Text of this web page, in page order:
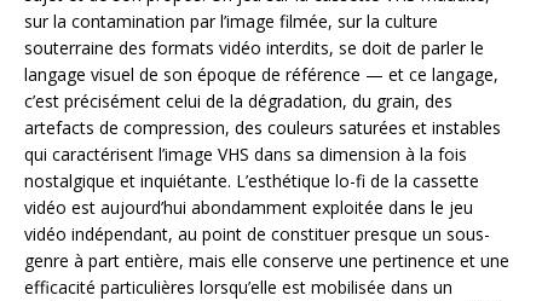
sur la contamination par l’image filmée, sur la culture
souterraine des formats vidéo interdits, se doit de parler le
langage visuel de son époque de référence — et ce langage,
c’est précisément celui de la dégradation, du grain, des
artefacts de compression, des couleurs saturées et instables
qui caractérisent l’image VHS dans sa dimension à la fois
nostalgique et inquiétante. L’esthétique lo-fi de la cassette
vidéo est aujourd’hui abondamment exploitée dans le jeu
vidéo indépendant, au point de constituer presque un sous-
genre à part entière, mais elle conserve une pertinence et une
efficacité particulières lorsqu’elle est mobilisée dans un